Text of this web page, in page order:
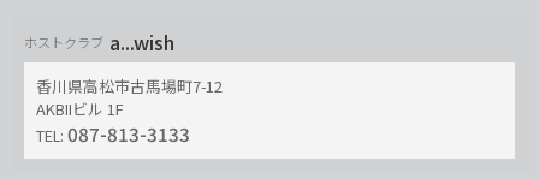
ホストクラブ a...wish
香川県高松市古馬場町7-12
AKBIIビル 1F
TEL: 087-813-3133